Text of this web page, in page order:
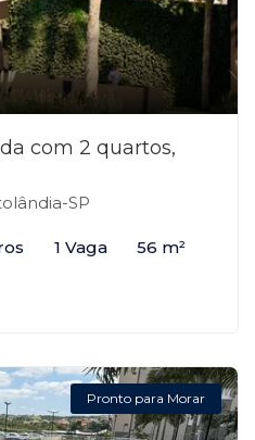
com 2 quartos,
SP
1 Vaga 56 m²
Pronto para Morar